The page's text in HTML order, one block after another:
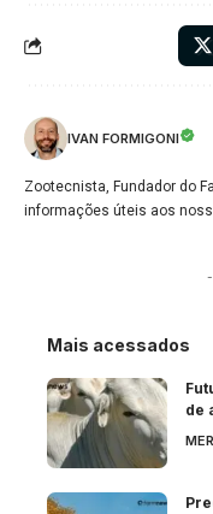
IVAN FORMIGONI
Zootecnista, Fundador do
informações úteis aos
Mais acessados
de